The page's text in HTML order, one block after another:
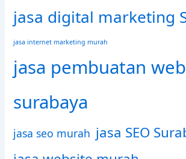
jasa digital marketing
jasa internet marketing murah
jasa pembuatan
surabaya
jasa seo murah jasa SEO